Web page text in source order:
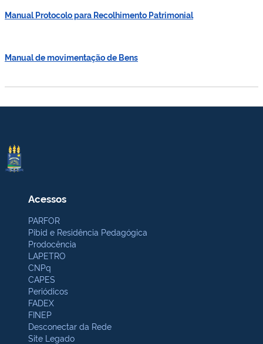
Manual Protocolo para Recolhimento Patrimonial
Manual de movimentação de Bens
Acessos
PARFOR
Pibid e Residência Pedagógica
Prodocência
LAPETRO
CNPq
CAPES
Periódicos
FADEX
FINEP
Desconectar da Rede
Site Legado